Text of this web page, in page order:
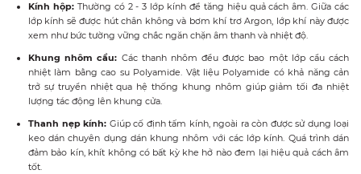
Kính hộp:Thường có 2 - 3 lớp kính để tăng hiệu quả cách âm. Giữa các
lớp kính sẽ được hút chân không và bơm khí trơ Argon, lớp khí này được
xem như bức tường vững chắc ngăn chặn âm thanh và nhiệt độ.
Khung nhôm cầu: Các thanh nhôm đều được bao một lớp cầu cách
nhiệt làm bằng cao su Polyamide. Vật liệu Polyamide có khả năng cản
trở sự truyền nhiệt qua hệ thống khung nhôm giúp giảm tối đa nhiệt
lượng tác động lên khung cửa.
Thanh nẹp kính: Giúp cố định tấm kính, ngoài ra còn được sử dụng loại
keo dán chuyên dụng dán khung nhôm với các lớp kính. Quá trình dán
đảm bảo kín, khít không có bất kỳ khe hở nào đem lại hiệu quả cách âm
tốt.